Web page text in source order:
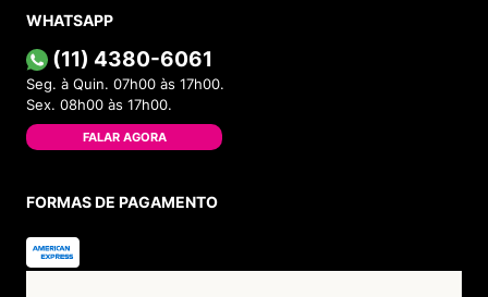
WHATSAPP
(11) 4380-6061
Seg. à Quin. 07h00 às 17h00.
Sex. 08h00 às 17h00.
FALAR AGORA
FORMAS DE PAGAMENTO